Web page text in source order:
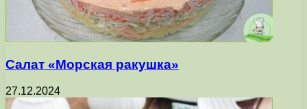
Салат «Морская ракушка»
27.12.2024